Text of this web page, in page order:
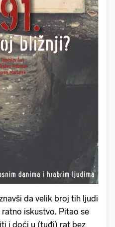
da velik broj tih ljudi
iskustvo. Pitao se
i doći u (tuđi) rat bez